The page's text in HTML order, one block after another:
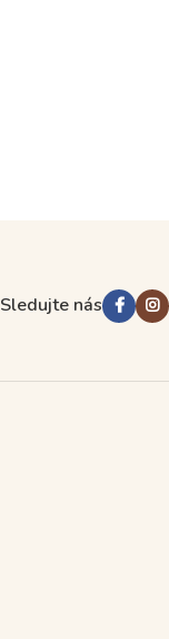
Sledujte nás